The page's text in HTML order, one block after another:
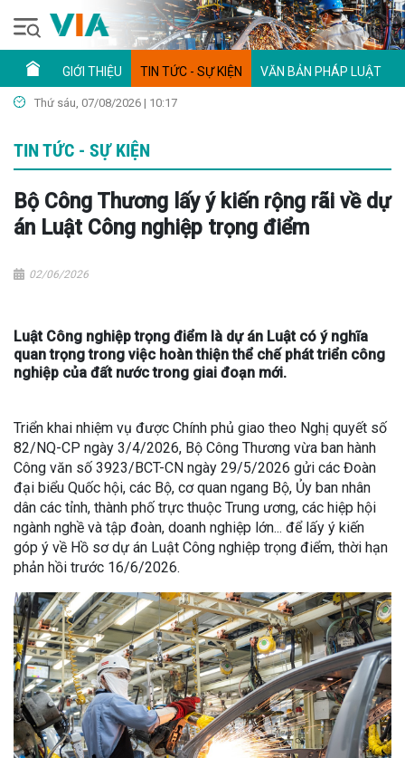
GIỚI THIỆU TIN TỨC - SỰ KIỆN VĂN BẢN PHÁP LUẬT
Thứ sáu, 07/08/2026 | 10:17
TIN TỨC - SỰ KIỆN
Bộ Công Thương lấy ý kiến rộng rãi về dự
án Luật Công nghiệp trọng điểm
02/06/2026
Luật Công nghiệp trọng điểm là dự án Luật có ý nghĩa
quan trọng trong việc hoàn thiện thể chế phát triển công
nghiệp của đất nước trong giai đoạn mới.
Triển khai nhiệm vụ được Chính phủ giao theo Nghị quyết số
82/NQ-CP ngày 3/4/2026, Bộ Công Thương vừa ban hành
Công văn số 3923/BCT-CN ngày 29/5/2026 gửi các Đoàn
đại biểu Quốc hội, các Bộ, cơ quan ngang Bộ, Ủy ban nhân
dân các tỉnh, thành phố trực thuộc Trung ương, các hiệp hội
ngành nghề và tập đoàn, doanh nghiệp lớn... để lấy ý kiến
góp ý về Hồ sơ dự án Luật Công nghiệp trọng điểm, thời hạn
phản hồi trước 16/6/2026.